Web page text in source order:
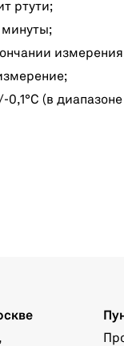
ртути;
0,1°С (в